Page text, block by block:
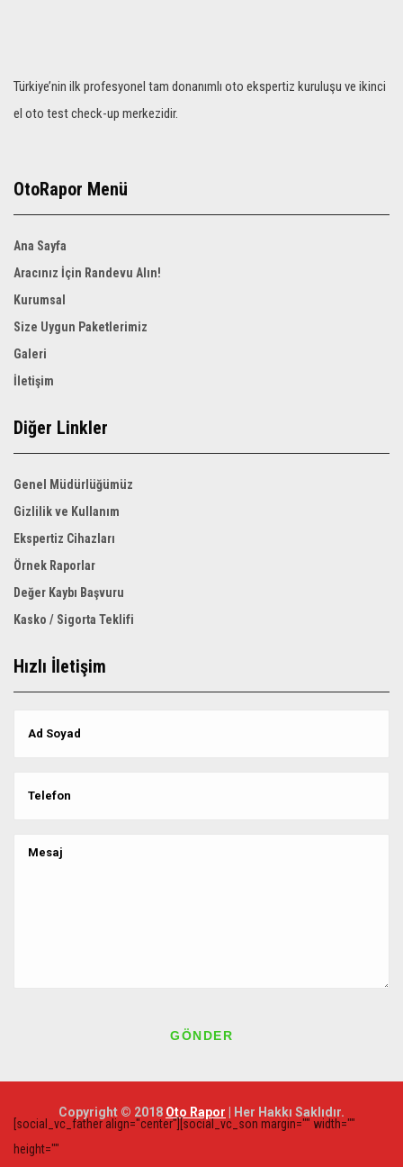
Türkiye’nin ilk profesyonel tam donanımlı oto ekspertiz kuruluşu ve ikinci
el oto test check-up merkezidir.
OtoRapor Menü
Ana Sayfa
Aracınız İçin Randevu Alın!
Kurumsal
Size Uygun Paketlerimiz
Galeri
İletişim
Diğer Linkler
Genel Müdürlüğümüz
Gizlilik ve Kullanım
Ekspertiz Cihazları
Örnek Raporlar
Değer Kaybı Başvuru
Kasko / Sigorta Teklifi
Hızlı İletişim
GÖNDER
Copyright © 2018 Oto Rapor
| Her Hakkı Saklıdır.
[social_vc_father align="center"][social_vc_son margin="" width=""
height=""